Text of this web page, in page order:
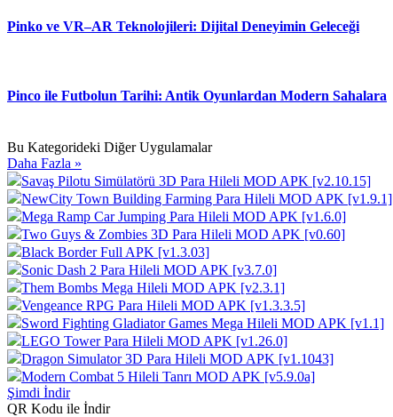
Pinko ve VR–AR Teknolojileri: Dijital Deneyimin Geleceği
Pinco ile Futbolun Tarihi: Antik Oyunlardan Modern Sahalara
Bu Kategorideki Diğer Uygulamalar
Daha Fazla »
Savaş Pilotu Simülatörü 3D Para Hileli MOD APK [v2.10.15]
NewCity Town Building Farming Para Hileli MOD APK [v1.9.1]
Mega Ramp Car Jumping Para Hileli MOD APK [v1.6.0]
Two Guys & Zombies 3D Para Hileli MOD APK [v0.60]
Black Border Full APK [v1.3.03]
Sonic Dash 2 Para Hileli MOD APK [v3.7.0]
Them Bombs Mega Hileli MOD APK [v2.3.1]
Vengeance RPG Para Hileli MOD APK [v1.3.3.5]
Sword Fighting Gladiator Games Mega Hileli MOD APK [v1.1]
LEGO Tower Para Hileli MOD APK [v1.26.0]
Dragon Simulator 3D Para Hileli MOD APK [v1.1043]
Modern Combat 5 Hileli Tanrı MOD APK [v5.9.0a]
Şimdi İndir
QR Kodu ile İndir